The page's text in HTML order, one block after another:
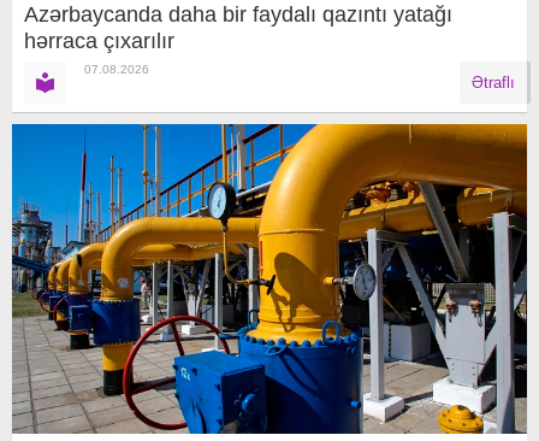
Azərbaycanda daha bir faydalı qazıntı yatağı
hərraca çıxarılır
07.08.2026
Ətraflı